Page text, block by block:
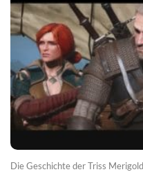
Die Geschichte der Triss